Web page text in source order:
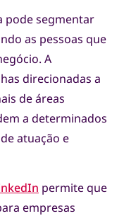
pode segmentar
as pessoas que
A
direcionadas a
de áreas
a determinados
atuação e
permite que
empresas